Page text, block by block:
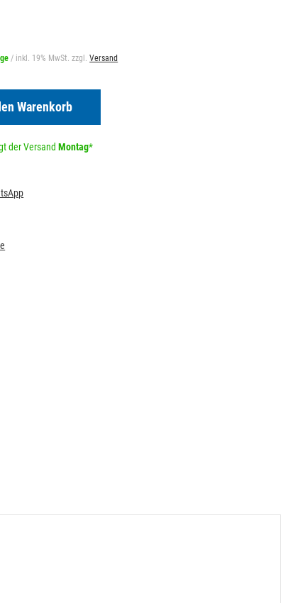
/ inkl. 19% MwSt. zzgl.Versand
Warenkorb
der VersandMontag*